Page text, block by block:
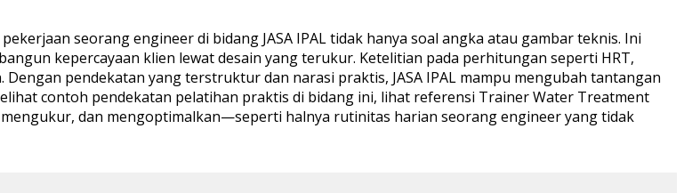
seorang engineer di bidang JASA IPAL tidak hanya soal angka atau gambar teknis. Ini
kepercayaan klien lewat desain yang terukur. Ketelitian pada perhitungan seperti HRT,
pendekatan yang terstruktur dan narasi praktis, JASA IPAL mampu mengubah tantangan
contoh pendekatan pelatihan praktis di bidang ini, lihat referensi Trainer Water Treatment
dan mengoptimalkan—seperti halnya rutinitas harian seorang engineer yang tidak